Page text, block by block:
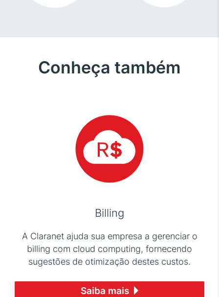
Conheça também
Billing
A Claranet ajuda sua empresa a gerenciar o
billing com cloud computing, fornecendo
sugestões de otimização destes custos.
Saiba mais